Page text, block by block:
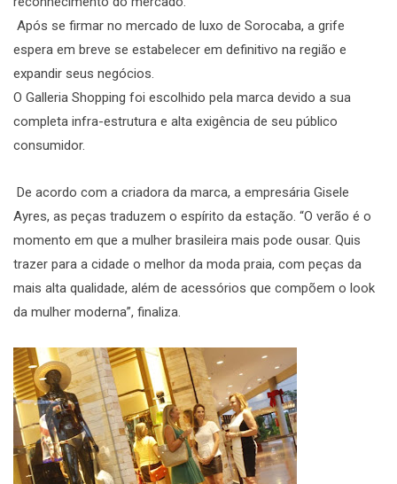
Após se firmar no mercado de luxo de Sorocaba, a grife
espera em breve se estabelecer em definitivo na região e
expandir seus negócios.
O Galleria Shopping foi escolhido pela marca devido a sua
completa infra-estrutura e alta exigência de seu público
consumidor.
De acordo com a criadora da marca, a empresária Gisele
Ayres, as peças traduzem o espírito da estação. “O verão é o
momento em que a mulher brasileira mais pode ousar. Quis
trazer para a cidade o melhor da moda praia, com peças da
mais alta qualidade, além de acessórios que compõem o look
da mulher moderna”, finaliza.